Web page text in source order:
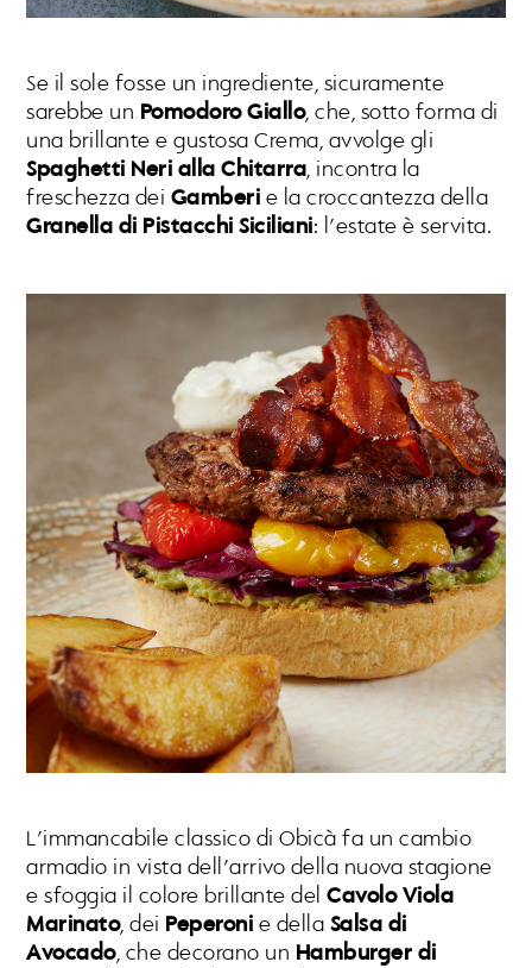
Se il sole fosse un ingrediente, sicuramente
sarebbe un Pomodoro Giallo, che, sotto forma di
una brillante e gustosa Crema, avvolge gli
Spaghetti Neri alla Chitarra, incontra la
freschezza dei Gamberi e la croccantezza della
Granella di Pistacchi Siciliani: l’estate è servita.
L’immancabile classico di Obicà fa un cambio
armadio in vista dell’arrivo della nuova stagione
e sfoggia il colore brillante delCavolo Viola
Marinato, dei Peperoni e della Salsa di
Avocado, che decorano un Hamburger di